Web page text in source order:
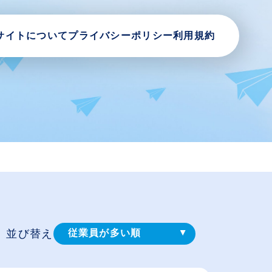
イトについてプライバシーポリシー利用規約
並び替え 従業員が多い順